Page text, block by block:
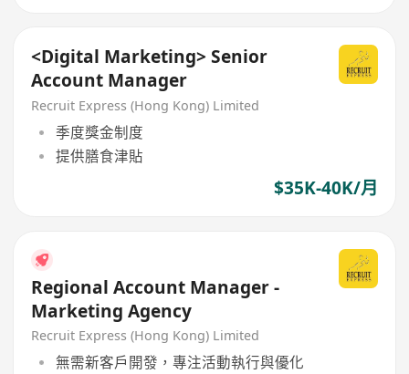
<Digital Marketing> Senior
Account Manager
Recruit Express (Hong Kong) Limited
季度獎金制度
提供膳食津貼
$35K-40K/月
Regional Account Manager -
Marketing Agency
Recruit Express (Hong Kong) Limited
無需新客戶開發，專注活動執行與優化